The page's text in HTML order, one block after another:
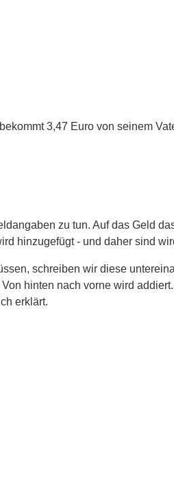
3,47 Euro von seinem
zu tun. Auf das Geld
hinzugefügt - und daher sind
schreiben wir diese
Von hinten nach vorne wird
erklärt.